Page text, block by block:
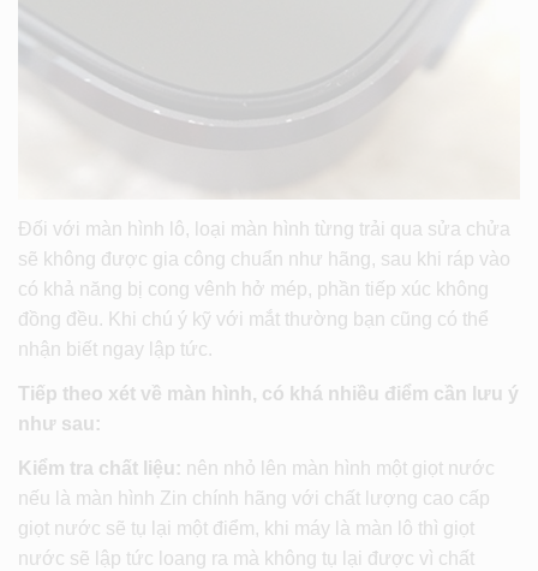
Đối với màn hình lô, loại màn hình từng trải qua sửa chửa
sẽ không được gia công chuẩn như hãng, sau khi ráp vào
có khả năng bị cong vênh hở mép, phần tiếp xúc không
đồng đều. Khi chú ý kỹ với mắt thường bạn cũng có thể
nhận biết ngay lập tức.
Tiếp theo xét về màn hình, có khá nhiều điểm cần lưu ý
như sau:
Kiểm tra chất liệu: nên nhỏ lên màn hình một giọt nước
nếu là màn hình Zin chính hãng với chất lượng cao cấp
giọt nước sẽ tụ lại một điểm, khi máy là màn lô thì giọt
nước sẽ lập tức loang ra mà không tụ lại được vì chất